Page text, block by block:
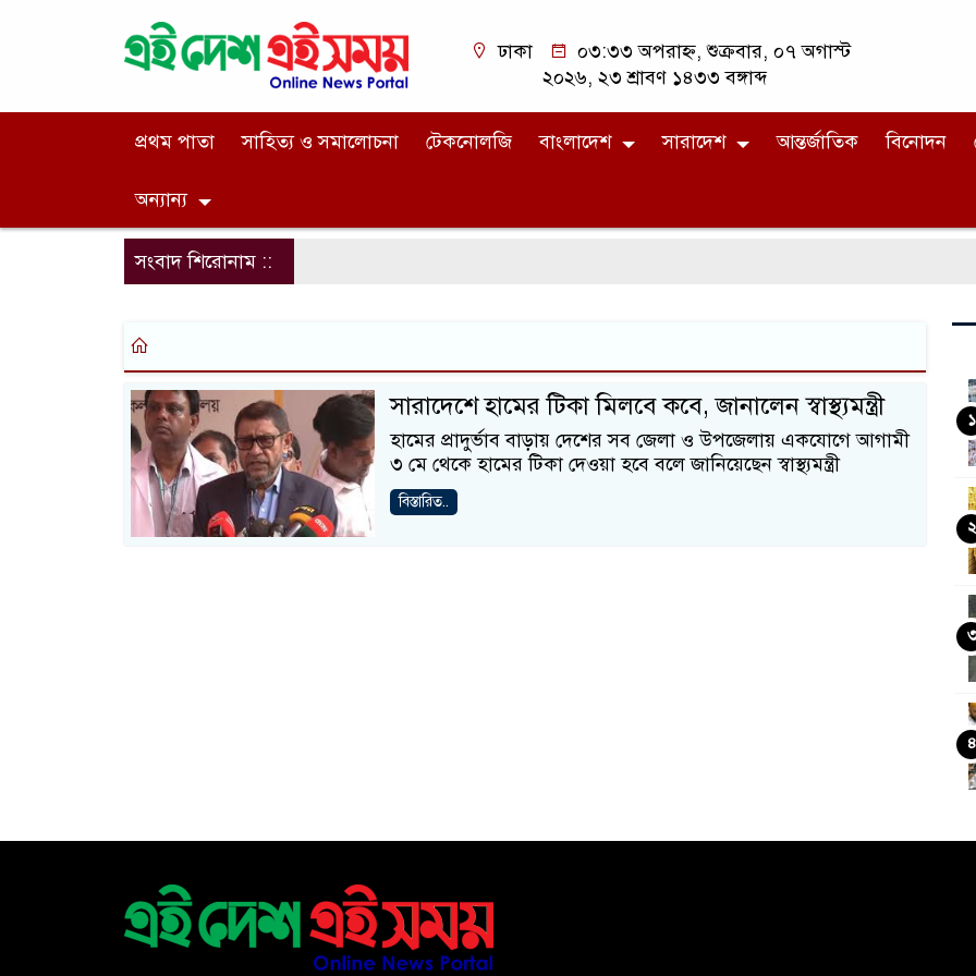
ঢাকা
০৩:৩৩ অপরাহ্ন, শুক্রবার, ০৭ অগাস্ট
২০২৬, ২৩ শ্রাবণ ১৪৩৩ বঙ্গাব্দ
প্রথম পাতা সাহিত্য ও সমালোচনা টেকনোলজি বাংলাদেশ সারাদেশ আন্তর্জাতিক বিনোদন
অন্যান্য
সংবাদ শিরোনাম ::
সারাদেশে হামের টিকা মিলবে কবে, জানালেন স্বাস্থ্যমন্ত্রী
হামের প্রাদুর্ভাব বাড়ায় দেশের সব জেলা ও উপজেলায় একযোগে আগামী
৩ মে থেকে হামের টিকা দেওয়া হবে বলে জানিয়েছেন স্বাস্থ্যমন্ত্রী
বিস্তারিত..
১
২
৩
৪